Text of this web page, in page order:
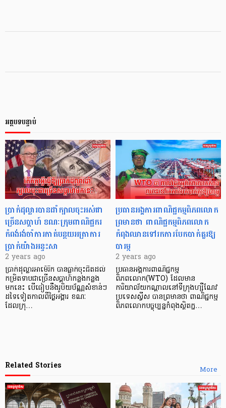
អត្ថបទបន្ទាប់
ប្រាក់ដុល្លារបានដាំក្បាលចុះអស់ជា
ច្រើនសប្ដាហ៍ ខណៈក្រុមពាណិជ្ជករ
កំពង់រង់ចាំការកាត់បន្ថយអត្រាការ
ប្រាក់យ៉ាងអន្ទះសា
2 years ago
ប្រាក់ដុល្លារអាម៉េរិក បានធ្លាក់ចុះជិតដល់
កម្រិតទាបជាច្រើនសប្តាហ៍កន្លងកន្លង
មកនេះ បើធៀបនឹងរូបិយប័ណ្ណសំខាន់ៗ
ដទៃទៀតកាលពីថ្ងៃអង្គារ ខណៈ
ដែលក្រុ…
ប្រធានអង្គការពាណិជ្ជកម្មពិភពលោក
ព្រមានថា ពាណិជ្ជកម្មពិភពលោក
កំពុងឈានទៅរកការបែកបាក់គួរឱ្យ
បារម្ភ
2 years ago
ប្រធានអង្គការពាណិជ្ជកម្ម
ពិភពលោក(WTO) ដែលមាន
ការិយាល័យកណ្ដាលនៅទីក្រុងហ្សឺណែវ
ប្រទេសស្វីស បានព្រមានថា ពាណិជ្ជកម្ម
ពិភពលោកបច្ចុប្បន្នកំពុងស្ថិតក្ន…
More
Related Stories